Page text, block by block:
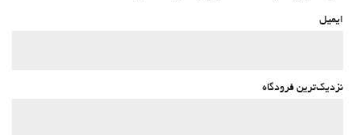
ایمیل
نزدیک‌ترین فرودگاه